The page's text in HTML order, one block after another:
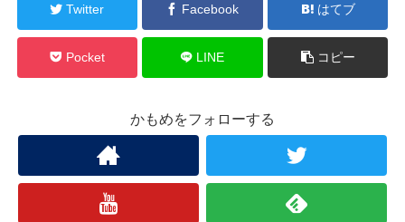
Twitter Facebook はてブ
Pocket LINE コピー
かもめをフォローする